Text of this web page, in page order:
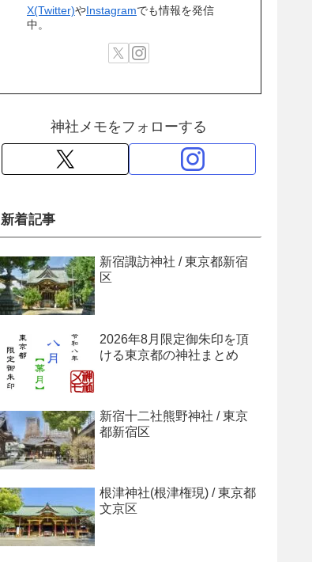
X(Twitter)やInstagramでも情報を発信
中。
神社メモをフォローする
新着記事
新宿諏訪神社 / 東京都新宿
区
2026年8月限定御朱印を頂
ける東京都の神社まとめ
新宿十二社熊野神社 / 東京
都新宿区
根津神社(根津権現) / 東京都
文京区